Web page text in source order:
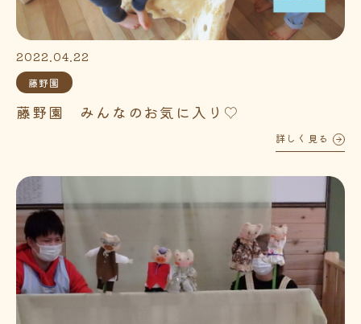
2022.04.22
藤野園
藤野園 みんなのお気に入り♡
詳しく見る